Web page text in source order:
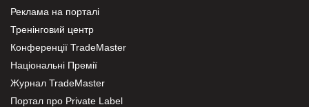
Реклама на порталі
Тренінговий центр
Конференції TradeMaster
Національні Премії
Журнал TradeMaster
Портал про Private Label